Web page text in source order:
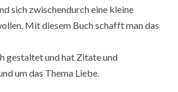
sich zwischendurch eine kleine
Mit diesem Buch schafft man das
gestaltet und hat Zitate und
um das Thema Liebe.